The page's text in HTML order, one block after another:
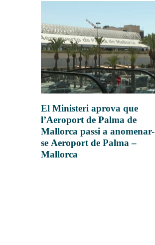
El Ministeri aprova que
l’Aeroport de Palma de
Mallorca passi a anomenar-
se Aeroport de Palma –
Mallorca